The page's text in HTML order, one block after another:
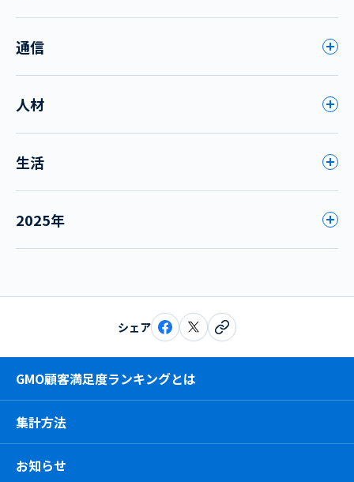
通信
人材
生活
2025年
シェア
GMO顧客満足度ランキングとは
集計方法
お知らせ